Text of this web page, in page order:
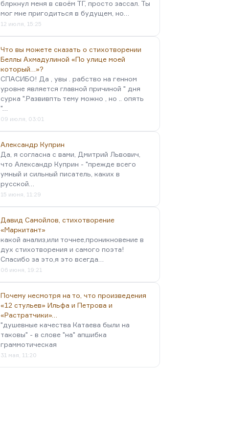
блркнул меня в своём ТГ, просто зассал. Ты
мог мне пригодиться в будущем, но…
12 июля, 15:25
Что вы можете сказать о стихотворении
Беллы Ахмадулиной «По улице моей
который…»?
СПАСИБО! Да , увы . рабство на генном
уровне является главной причиной " дня
сурка ".Развивпть тему можно , но .. опять
"…
09 июля, 03:01
Александр Куприн
Да, я согласна с вами, Дмитрий Львович,
что Александр Куприн - "прежде всего
умный и сильный писатель, каких в
русской…
15 июня, 11:29
Давид Самойлов, стихотворение
«Маркитант»
какой анализ,или точнее,проникновение в
дух стихотворения и самого поэта!
Спасибо за это,я это всегда…
06 июня, 19:21
Почему несмотря на то, что произведения
«12 стульев» Ильфа и Петрова и
«Растратчики»…
"душевные качества Катаева были на
таковы" - в слове "на" апшибка
граммотическая
31 мая, 11:20